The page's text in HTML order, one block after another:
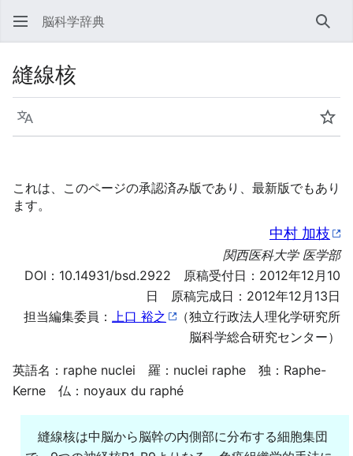
脳科学辞典 検索
縫線核
言語 ウ
これは、このページの承認済み版であり、最新版でもあり
ます。
中村 加枝
関西医科大学 医学部
DOI： 10.14931/bsd.2922 原稿受付日：2012年12月10
日 原稿完成日：2012年12月13日
担当編集委員： 上口 裕之
（独立行政法人理化学研究所
脳科学総合研究センター）
英語名：raphe nuclei 羅：nuclei raphe 独：Raphe-
Kerne 仏：noyaux du raphé
縫線核は中脳から脳幹の内側部に分布する細胞集団